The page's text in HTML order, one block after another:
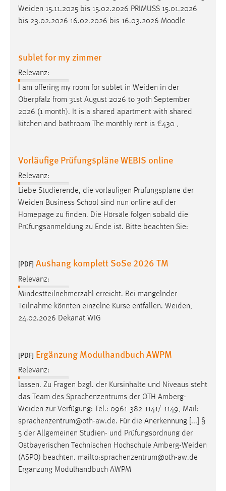
Weiden 15.11.2025 bis 15.02.2026 PRIMUSS 15.01.2026
bis 23.02.2026 16.02.2026 bis 16.03.2026 Moodle
sublet for my zimmer
Relevanz:
I am offering my room for sublet in Weiden in der
Oberpfalz from 31st August 2026 to 30th September
2026 (1 month). It is a shared apartment with shared
kitchen and bathroom The monthly rent is €430 ,
Vorläufige Prüfungspläne WEBIS online
Relevanz:
Liebe Studierende, die vorläufigen Prüfungspläne der
Weiden Business School sind nun online auf der
Homepage zu finden. Die Hörsäle folgen sobald die
Prüfungsanmeldung zu Ende ist. Bitte beachten Sie:
[PDF] Aushang komplett SoSe 2026 TM
Relevanz:
Mindestteilnehmerzahl erreicht. Bei mangelnder
Teilnahme könnten einzelne Kurse entfallen. Weiden,
24.02.2026 Dekanat WIG
[PDF] Ergänzung Modulhandbuch AWPM
Relevanz:
lassen. Zu Fragen bzgl. der Kursinhalte und Niveaus steht
das Team des Sprachenzentrums der OTH Amberg-
Weiden zur Verfügung: Tel.: 0961-382-1141/-1149, Mail:
sprachenzentrum@oth-aw.de. Für die Anerkennung [...] §
5 der Allgemeinen Studien- und Prüfungsordnung der
Ostbayerischen Technischen Hochschule Amberg-Weiden
(ASPO) beachten. mailto:sprachenzentrum@oth-aw.de
Ergänzung Modulhandbuch AWPM
Conversion-Tracking
Facebook Pixel
Name:
_fbp
Anbieter:
Conversion-Tracking
Cookie Laufzeit:
3 Monate
EXTERNE MEDIEN
Plattformen anzeigen zu können, werden von diesen
externen Medien Cookies gesetzt.
YouTube